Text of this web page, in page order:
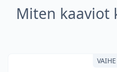
Miten kaaviot
VAIHE